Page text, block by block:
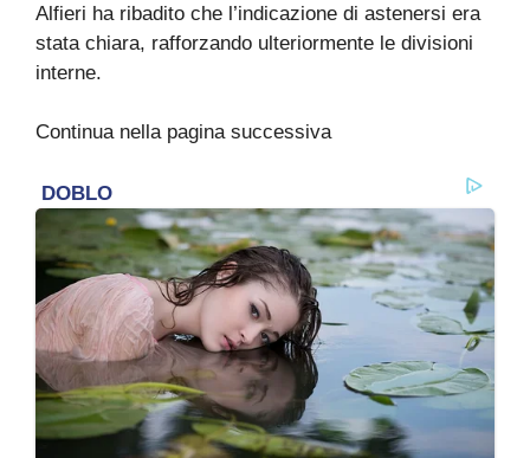
Alfieri ha ribadito che l’indicazione di astenersi era
stata chiara, rafforzando ulteriormente le divisioni
interne.
Continua nella pagina successiva